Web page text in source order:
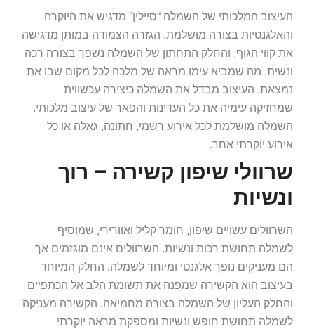
העיצוב המלכותי של השמלה “סיילין” מדגיש את היוקרה
והאלגנטיות בצורה מושלמת. הגזרה הצמודה במותן מדגישה
את קווי הגוף, והחלק התחתון של השמלה נשפך בצורה רכה
ונשית, מה שמביא עימו מראה של מלכה לכל מקום שבו את
נמצאת. העיצוב מבדל את השמלה כיצירה עכשווית
שמחזיקה עימיה את כל העדינות והפאר של עיצוב מלכותי.
השמלה מושלמת לכל אירוע רשמי, חתונה, גאלה או כל
אירוע יוקרתי אחר.
שרוולי שיפון קשירה – רוך
ונשיות
השרוולים עשויים שיפון, חומר קליל ואוורירי, שמוסיף
לשמלה תחושת רכות ונשיות. השרוולים אינם מוגזמים אך
הם מעניקים נופך אלגנטי ומיוחד לשמלה. החלק המיוחד
בעיצוב הוא הקשירה שמפנה את תשומת הלב אל הכתפיים
והחלק העליון של השמלה בצורה מחמיאה. הקשירה מעניקה
לשמלה תחושת חופש ונשיות ומספקת מראה יוקרתי